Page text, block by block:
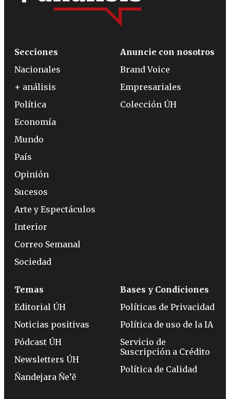
Secciones
Nacionales
+ análisis
Política
Economía
Mundo
País
Opinión
Sucesos
Arte y Espectáculos
Interior
Correo Semanal
Sociedad
Anuncie con nosotros
Brand Voice
Empresariales
Colección ÚH
Temas
Editorial ÚH
Noticias positivas
Pódcast ÚH
Newsletters ÚH
Ñandejara Ñe’ẽ
Bases y Condiciones
Políticas de Privacidad
Política de uso de la IA
Servicio de
Suscripción a Crédito
Política de Calidad